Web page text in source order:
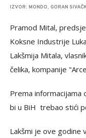
IZVOR: MONDO, GORAN
Pramod Mital,
Koksne Industrije
Lakšmija Mitala,
čelika, kompanije
Prema informacijama
bi u BiH trebao stići
Lakšmi je ove godine